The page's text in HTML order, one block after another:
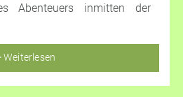
Abenteuers inmitten der
Weiterlesen